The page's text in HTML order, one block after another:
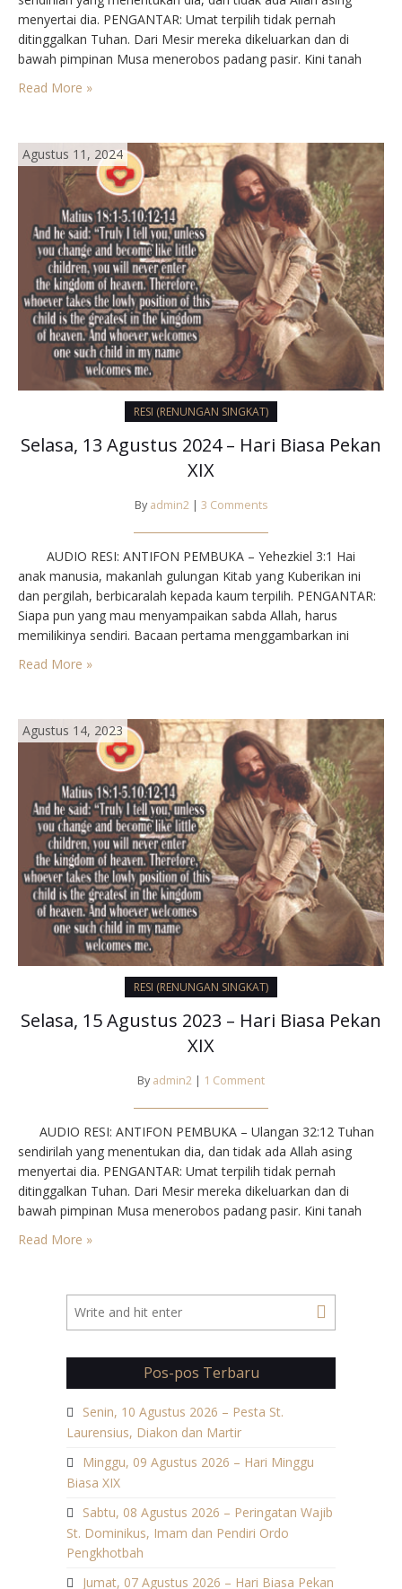
menyertai dia. PENGANTAR: Umat terpilih tidak pernah
ditinggalkan Tuhan. Dari Mesir mereka dikeluarkan dan di
bawah pimpinan Musa menerobos padang pasir. Kini tanah
perjanjian diserahkan kepada Yosua. Maka tak usahlah orang
Read More »
Agustus 11, 2024
RESI (RENUNGAN SINGKAT)
Selasa, 13 Agustus 2024 – Hari Biasa Pekan
XIX
By admin2 | 3 Comments
AUDIO RESI: ANTIFON PEMBUKA – Yehezkiel 3:1 Hai
anak manusia, makanlah gulungan Kitab yang Kuberikan ini
dan pergilah, berbicaralah kepada kaum terpilih. PENGANTAR:
Siapa pun yang mau menyampaikan sabda Allah, harus
memilikinya sendiri. Bacaan pertama menggambarkan ini
Bila telah memakannya, maka ia hidup dan mampu
Read More »
Agustus 14, 2023
RESI (RENUNGAN SINGKAT)
Selasa, 15 Agustus 2023 – Hari Biasa Pekan
XIX
By admin2 | 1 Comment
AUDIO RESI: ANTIFON PEMBUKA – Ulangan 32:12 Tuhan
sendirilah yang menentukan dia, dan tidak ada Allah asing
menyertai dia. PENGANTAR: Umat terpilih tidak pernah
ditinggalkan Tuhan. Dari Mesir mereka dikeluarkan dan di
bawah pimpinan Musa menerobos padang pasir. Kini tanah
perjanjian diserahkan kepada Yosua. Maka tak usahlah orang
Read More »
Pos-pos Terbaru
Senin, 10 Agustus 2026 – Pesta St.
Laurensius, Diakon dan Martir
Minggu, 09 Agustus 2026 – Hari Minggu
Biasa XIX
Sabtu, 08 Agustus 2026 – Peringatan Wajib
St. Dominikus, Imam dan Pendiri Ordo
Pengkhotbah
Jumat, 07 Agustus 2026 – Hari Biasa Pekan